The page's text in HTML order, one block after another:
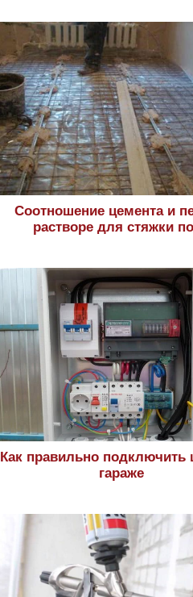
Соотношение цемента и
растворе для стяжки
Как правильно подключить
гараже